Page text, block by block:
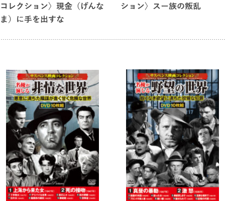
コレクション〉現金（げんな
ま）に手を出すな
ション〉スー族の叛乱